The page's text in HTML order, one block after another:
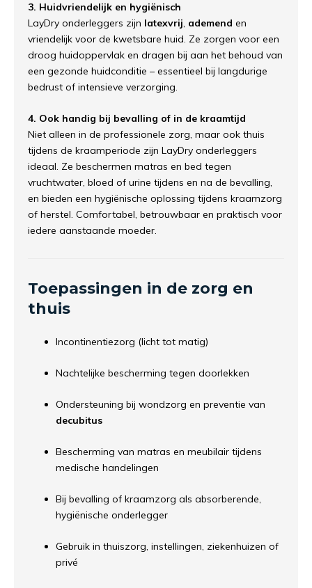
3. Huidvriendelijk en hygiënisch
LayDry onderleggers zijn latexvrij, ademend en
vriendelijk voor de kwetsbare huid. Ze zorgen voor een
droog huidoppervlak en dragen bij aan het behoud van
een gezonde huidconditie – essentieel bij langdurige
bedrust of intensieve verzorging.
4. Ook handig bij bevalling of in de kraamtijd
Niet alleen in de professionele zorg, maar ook thuis
tijdens de kraamperiode zijn LayDry onderleggers
ideaal. Ze beschermen matras en bed tegen
vruchtwater, bloed of urine tijdens en na de bevalling,
en bieden een hygiënische oplossing tijdens kraamzorg
of herstel. Comfortabel, betrouwbaar en praktisch voor
iedere aanstaande moeder.
Toepassingen in de zorg en
thuis
Incontinentiezorg (licht tot matig)
Nachtelijke bescherming tegen doorlekken
Ondersteuning bij wondzorg en preventie van
decubitus
Bescherming van matras en meubilair tijdens
medische handelingen
Bij bevalling of kraamzorg als absorberende,
hygiënische onderlegger
Gebruik in thuiszorg, instellingen, ziekenhuizen of
privé